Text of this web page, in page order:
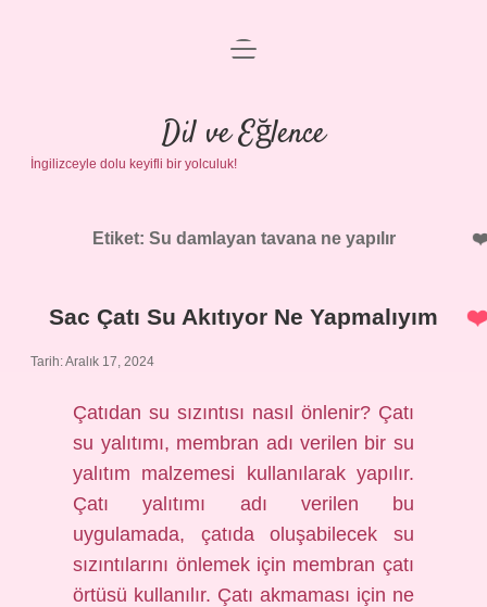
Anasayfa
Gizlilik Politikası
Yasal Uyarı
menüyü
Dil ve Eğlence
İngilizceyle dolu keyifli bir yolculuk!
Etiket: Su damlayan tavana ne yapılır
Sac Çatı Su Akıtıyor Ne Yapmalıyım
Tarih: Aralık 17, 2024
Çatıdan su sızıntısı nasıl önlenir? Çatı
su yalıtımı, membran adı verilen bir su
yalıtım malzemesi kullanılarak yapılır.
Çatı yalıtımı adı verilen bu
uygulamada, çatıda oluşabilecek su
sızıntılarını önlemek için membran çatı
örtüsü kullanılır. Çatı akmaması için ne